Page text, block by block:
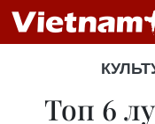
Топ 6